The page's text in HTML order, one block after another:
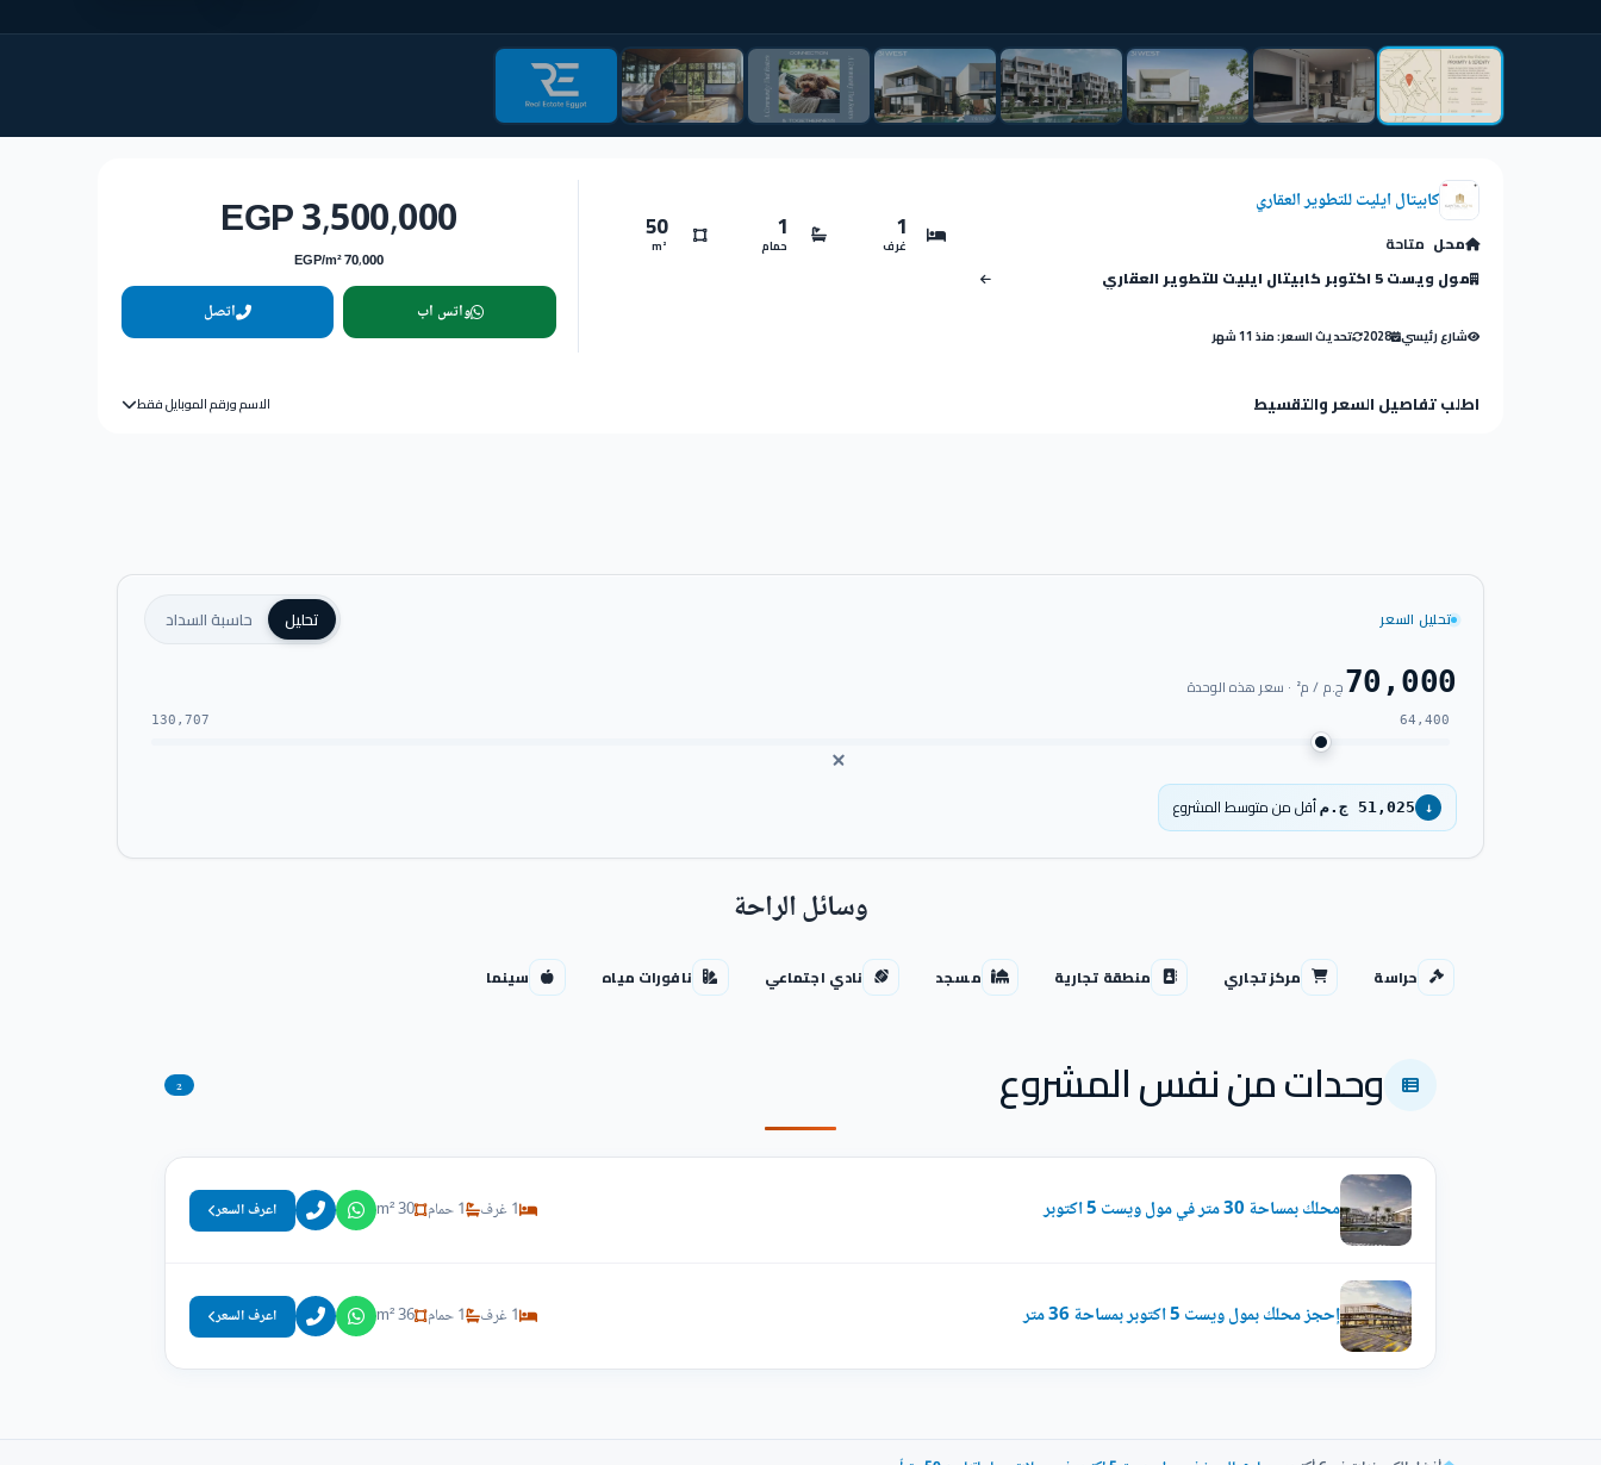
كابيتال ايليت للتطوير العقاري
محل متاحة
مول ويست 5 اكتوبر كابيتال ايليت للتطوير العقاري
1
غرف
1
حمام
50
m²
شارع رئيسي 2028 تحديث السعر: منذ 11 شهر
3,500,000 EGP
70,000 EGP/m²
واتس اب اتصل
اطلب تفاصيل السعر والتقسيط الاسم ورقم الموبايل فقط
تحليل السعر تحليل حاسبة السداد
70,000ج.م / م² · سعر هذه الوحدة
64,400
130,707
↓ 51,025 ج.م أقل من متوسط المشروع
وسائل الراحة
حراسة مركز تجاري منطقة تجارية مسجد نادي اجتماعي نافورات مياه سينما
وحدات من نفس المشروع 2
محلك بمساحة 30 متر في مول ويست 5 اكتوبر 1 غرف 1 حمام 30 m² اعرف السعر
إحجز محلك بمول ويست 5 اكتوبر بمساحة 36 متر 1 غرف 1 حمام 36 m² اعرف السعر